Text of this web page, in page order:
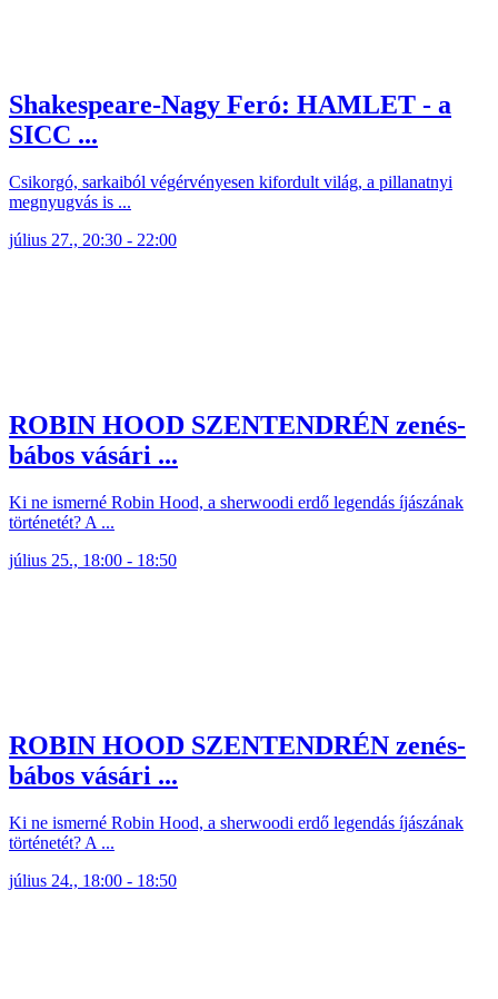
Shakespeare-Nagy Feró: HAMLET - a
SICC ...
Csikorgó, sarkaiból végérvényesen kifordult világ, a pillanatnyi
megnyugvás is ...
július 27., 20:30 - 22:00
ROBIN HOOD SZENTENDRÉN zenés-
bábos vásári ...
Ki ne ismerné Robin Hood, a sherwoodi erdő legendás íjászának
történetét? A ...
július 25., 18:00 - 18:50
ROBIN HOOD SZENTENDRÉN zenés-
bábos vásári ...
Ki ne ismerné Robin Hood, a sherwoodi erdő legendás íjászának
történetét? A ...
július 24., 18:00 - 18:50